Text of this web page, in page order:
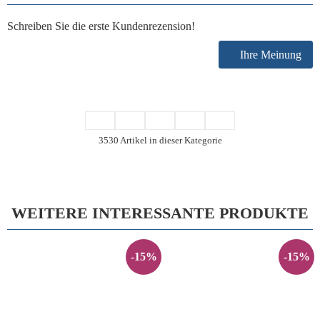
Schreiben Sie die erste Kundenrezension!
Ihre Meinung
3530 Artikel in dieser Kategorie
WEITERE INTERESSANTE PRODUKTE
-15% -15%